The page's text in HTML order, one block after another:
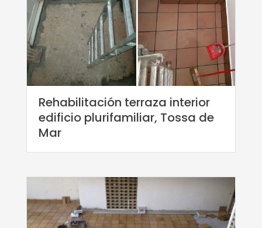
Rehabilitación terraza interior
edificio plurifamiliar, Tossa de
Mar